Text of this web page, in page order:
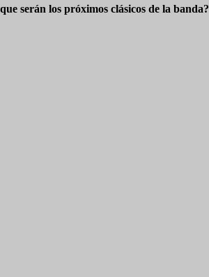
serán los próximos clásicos de la banda?